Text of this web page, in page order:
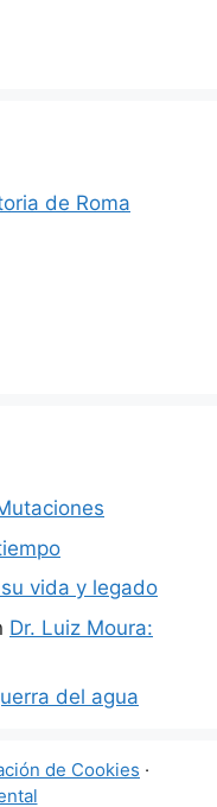
de Roma
vida y legado
Dr. Luiz Moura:
del agua
de Cookies ·